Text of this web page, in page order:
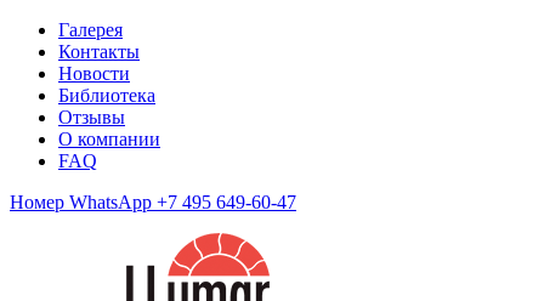
Галерея
Контакты
Новости
Библиотека
Отзывы
О компании
FAQ
Номер WhatsApp +7 495 649-60-47